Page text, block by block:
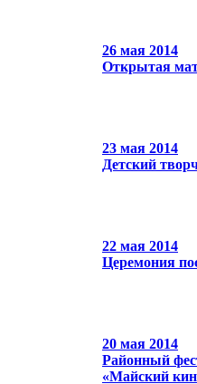
26 мая 2014
Открытая
23 мая 2014
Детский
22 мая 2014
Церемония
20 мая 2014
Районный
«Майский